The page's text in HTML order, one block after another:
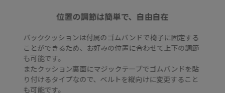
位置の調節は簡単で、自由自在
バッククッションは付属のゴムバンドで椅子に固定する
ことができるため、お好みの位置に合わせて上下の調節
も可能です。
またクッション裏面にマジックテープでゴムバンドを貼
り付けるタイプなので、ベルトを縦向けに変更すること
も可能です。